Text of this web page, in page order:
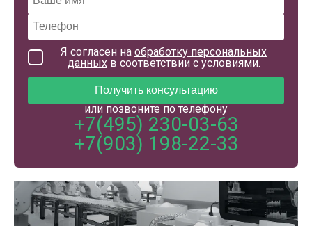
Я согласен на обработку персональных
данныхв соответствии с условиями.
или позвоните по телефону
+7(495) 230-03-63
+7(903) 198-22-33